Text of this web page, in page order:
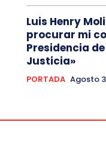
Luis Henry
procurar mi
Presidencia
Justicia»
PORTADA Agosto